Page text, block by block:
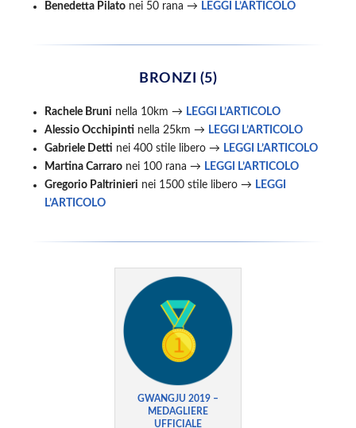
Benedetta Pilato nei 50 rana → LEGGI L’ARTICOLO
BRONZI (5)
Rachele Bruni nella 10km → LEGGI L’ARTICOLO
Alessio Occhipinti nella 25km → LEGGI L’ARTICOLO
Gabriele Detti nei 400 stile libero → LEGGI L’ARTICOLO
Martina Carraro nei 100 rana → LEGGI L’ARTICOLO
Gregorio Paltrinieri nei 1500 stile libero → LEGGI
L’ARTICOLO
GWANGJU 2019 –
MEDAGLIERE
UFFICIALE